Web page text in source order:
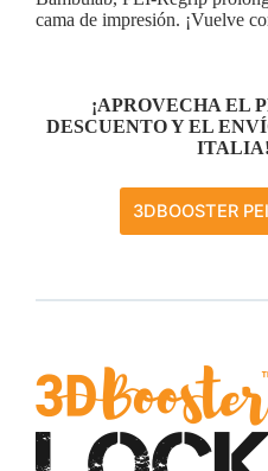
cama de impresión. ¡Vuelve
¡APROVECHA EL
DESCUENTO Y EL
ITALIA!
3DBOOSTER